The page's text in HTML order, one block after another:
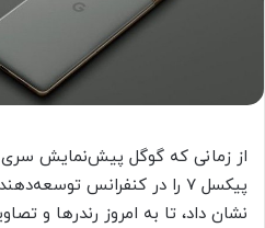
از زمانی که گوگل پیش‌نمایش
پیکسل ۷ را در کنفرانس
نشان داد، تا به امروز رندرها و